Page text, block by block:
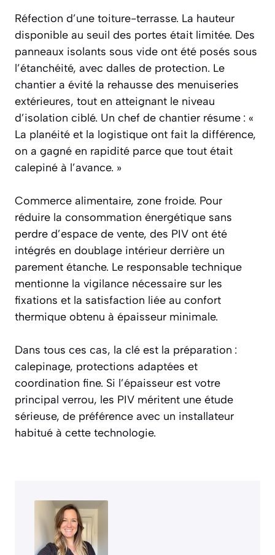
Réfection d’une toiture-terrasse. La hauteur
disponible au seuil des portes était limitée. Des
panneaux isolants sous vide ont été posés sous
l’étanchéité, avec dalles de protection. Le
chantier a évité la rehausse des menuiseries
extérieures, tout en atteignant le niveau
d’isolation ciblé. Un chef de chantier résume : «
La planéité et la logistique ont fait la différence,
on a gagné en rapidité parce que tout était
calepiné à l’avance. »
Commerce alimentaire, zone froide. Pour
réduire la consommation énergétique sans
perdre d’espace de vente, des PIV ont été
intégrés en doublage intérieur derrière un
parement étanche. Le responsable technique
mentionne la vigilance nécessaire sur les
fixations et la satisfaction liée au confort
thermique obtenu à épaisseur minimale.
Dans tous ces cas, la clé est la préparation :
calepinage, protections adaptées et
coordination fine. Si l’épaisseur est votre
principal verrou, les PIV méritent une étude
sérieuse, de préférence avec un installateur
habitué à cette technologie.